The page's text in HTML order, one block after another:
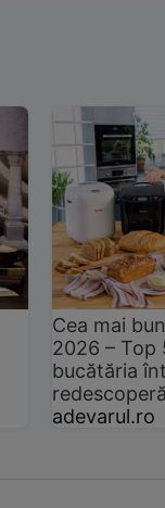
Cea mai
2026 –
bucătăria
adevarul.ro